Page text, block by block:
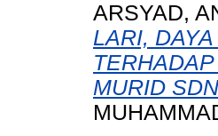
ARSYAD,
LARI,
MURID